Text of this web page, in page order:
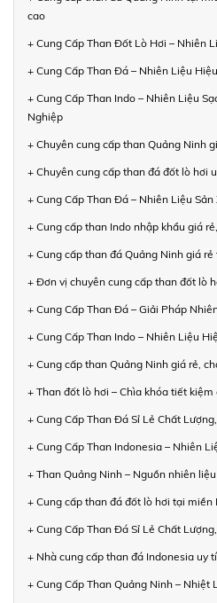
cao
+ Cung Cấp Than Đốt Lò Hơi – Nhiên
+ Cung Cấp Than Đá – Nhiên Liệu
+ Cung Cấp Than Indo – Nhiên Liệu
Nghiệp
+ Chuyên cung cấp than Quảng Ninh
+ Chuyên cung cấp than đá đốt lò hơi
+ Cung Cấp Than Đá – Nhiên Liệu
+ Cung cấp than Indo nhập khẩu giá
+ Cung cấp than đá Quảng Ninh giá
+ Đơn vị chuyên cung cấp than đốt lò
+ Cung Cấp Than Đá – Giải Pháp
+ Cung Cấp Than Indo – Nhiên Liệu
+ Cung cấp than Quảng Ninh giá rẻ,
+ Than đốt lò hơi – Chìa khóa tiết
+ Cung Cấp Than Đá Sỉ Lẻ Chất
+ Cung Cấp Than Indonesia – Nhiên
+ Than Quảng Ninh – Nguồn nhiên
+ Cung cấp than đá đốt lò hơi tại miền
+ Cung Cấp Than Đá Sỉ Lẻ Chất
+ Nhà cung cấp than đá Indonesia uy
+ Cung Cấp Than Quảng Ninh – Nhiệt